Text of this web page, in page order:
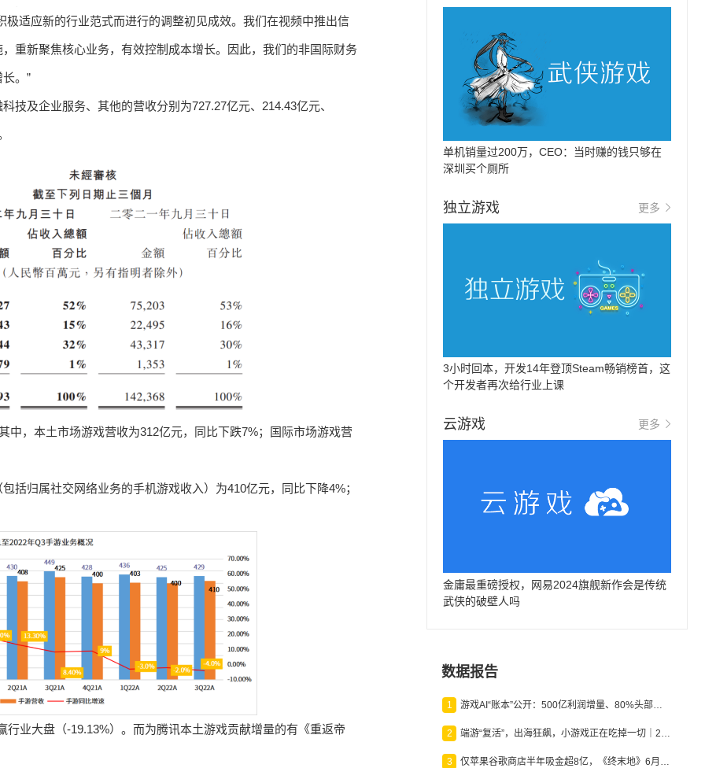
适应新的行业范式而进行的调整初见成效。我们在视频中推出信
重新聚焦核心业务，有效控制成本增长。因此，我们的非国际财务
。”
技及企业服务、其他的营收分别为727.27亿元、214.43亿元、
中，本土市场游戏营收为312亿元，同比下跌7%；国际市场游戏营
括归属社交网络业务的手机游戏收入）为410亿元，同比下降4%；
业大盘（-19.13%）。而为腾讯本土游戏贡献增量的有《重返帝
单机销量过200万，CEO：当时赚的钱只够在
深圳买个厕所
独立游戏 更多
3小时回本，开发14年登顶Steam畅销榜首，这
个开发者再次给行业上课
云游戏 更多
金庸最重磅授权，网易2024旗舰新作会是传统
武侠的破壁人吗
数据报告
1 游戏AI“账本”公开：500亿利润增量、80%头部入局，谁在闷声发财？
2 端游“复活”，出海狂飙，小游戏正在吃掉一切｜2026上半年产业报告
3 仅苹果谷歌商店半年吸金超8亿，《终末地》6月份收入显著回暖